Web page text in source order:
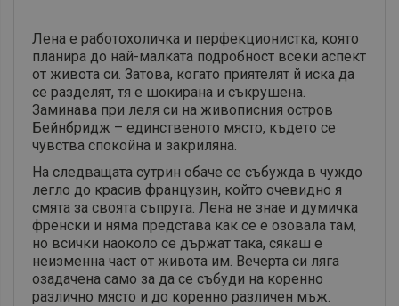
Лена е работохоличка и перфекционистка, която
планира до най-малката подробност всеки аспект
от живота си. Затова, когато приятелят й иска да
се разделят, тя е шокирана и съкрушена.
Заминава при леля си на живописния остров
Бейнбридж – единственото място, където се
чувства спокойна и закриляна.
На следващата сутрин обаче се събужда в чуждо
легло до красив французин, който очевидно я
смята за своята съпруга. Лена не знае и думичка
френски и няма представа как се е озовала там,
но всички наоколо се държат така, сякаш е
неизменна част от живота им. Вечерта си ляга
озадачена само за да се събуди на коренно
различно място и до коренно различен мъж.